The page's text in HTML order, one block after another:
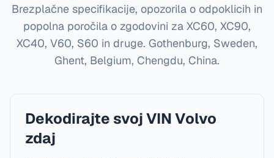
Brezplačne specifikacije, opozorila o odpoklicih in
popolna poročila o zgodovini za XC60, XC90,
XC40, V60, S60 in druge. Gothenburg, Sweden,
Ghent, Belgium, Chengdu, China.
Dekodirajte svoj VIN Volvo
zdaj